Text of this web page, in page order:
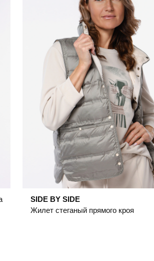
SIDE BY SIDE
Жилет стеганый прямого кроя